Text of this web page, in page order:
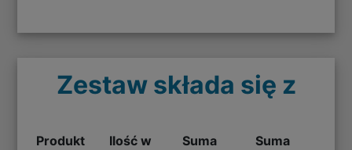
Zestaw składa się z
Produkt Ilość w Suma Suma